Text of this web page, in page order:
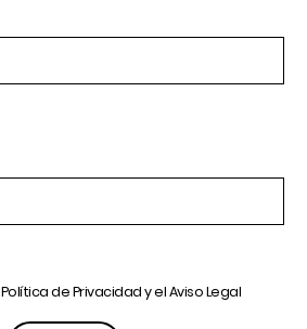
Política de Privacidady elAviso Legal